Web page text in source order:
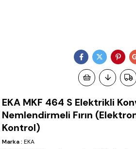
EKA MKF 464 S Elektrikli
Nemlendirmeli Fırın
Kontrol)
Marka : EKA